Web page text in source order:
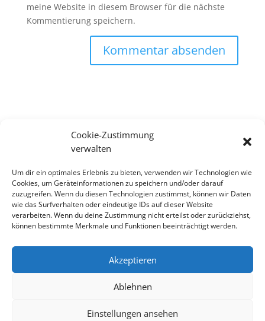
Cookie-Zustimmung
verwalten
Um dir ein optimales Erlebnis zu bieten, verwenden wir Technologien wie
Cookies, um Geräteinformationen zu speichern und/oder darauf
zuzugreifen. Wenn du diesen Technologien zustimmst, können wir Daten
wie das Surfverhalten oder eindeutige IDs auf dieser Website
verarbeiten. Wenn du deine Zustimmung nicht erteilst oder zurückziehst,
können bestimmte Merkmale und Funktionen beeinträchtigt werden.
Akzeptieren
Ablehnen
Einstellungen ansehen
meine Website in diesem Browser für die nächste
Kommentierung speichern.
Recent Posts
Recent Comments
Cookie-Richtlinie (EU)